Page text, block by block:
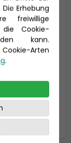
Erhebung
freiwillige
Cookie-
kann.
Arten
.